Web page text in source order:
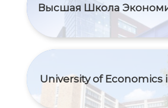
Высшая Школа
University of Economics